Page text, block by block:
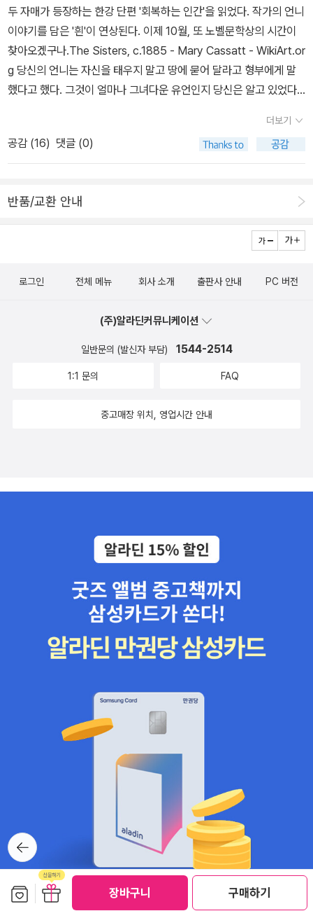
선물하기
장바구니 구매하기
두 자매가 등장하는 한강 단편 '회복하는 인간'을 읽었다. 작가의 언니
이야기를 담은 '흰'이 연상된다. 이제 10월, 또 노벨문학상의 시간이
찾아오겠구나.The Sisters, c.1885 - Mary Cassatt - WikiArt.or
g 당신의 언니는 자신을 태우지 말고 땅에 묻어 달라고 형부에게 말
했다고 했다. 그것이 얼마나 그녀다운 유언인지 당신은 알고 있었다.
라마를 텔레비전으로 보며 그녀는 당신에게 소곤소곤 말한 적이 있었
다. 세상에, 얼마나 다행이니? 화장해 버렸음 저 사람 어쩔 뻔했니?
더보기
공감 (16) 댓글 (0)
반품/교환 안내
뒤로가
기
로그인 전체 메뉴 회사 소개 출판사 안내 PC 버전
(주)알라딘커뮤니케이션
일반문의 (발신자 부담) 1544-2514
1:1 문의 FAQ
중고매장 위치, 영업시간 안내